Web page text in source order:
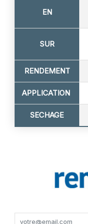
EN
SUR
RENDEMENT
APPLICATION
SECHAGE